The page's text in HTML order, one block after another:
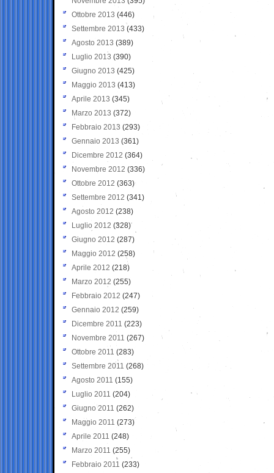
Ottobre 2013 (446)
Settembre 2013 (433)
Agosto 2013 (389)
Luglio 2013 (390)
Giugno 2013 (425)
Maggio 2013 (413)
Aprile 2013 (345)
Marzo 2013 (372)
Febbraio 2013 (293)
Gennaio 2013 (361)
Dicembre 2012 (364)
Novembre 2012 (336)
Ottobre 2012 (363)
Settembre 2012 (341)
Agosto 2012 (238)
Luglio 2012 (328)
Giugno 2012 (287)
Maggio 2012 (258)
Aprile 2012 (218)
Marzo 2012 (255)
Febbraio 2012 (247)
Gennaio 2012 (259)
Dicembre 2011 (223)
Novembre 2011 (267)
Ottobre 2011 (283)
Settembre 2011 (268)
Agosto 2011 (155)
Luglio 2011 (204)
Giugno 2011 (262)
Maggio 2011 (273)
Aprile 2011 (248)
Marzo 2011 (255)
Febbraio 2011 (233)